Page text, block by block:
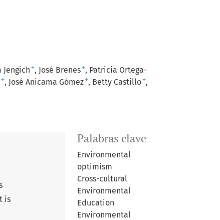
Jengich + José Brenes+
Patricia Ortega-
+ José Anicama Gómez+ Betty Castillo+
Palabras clave
Environmental
optimism
Cross-cultural
Environmental
Education
Environmental
is